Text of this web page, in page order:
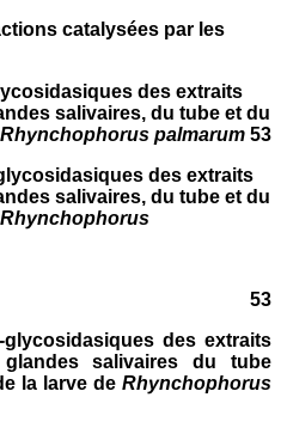
catalysées par les
des extraits
salivaires, du tube et du
Rhynchophorus palmarum 53
des extraits
salivaires, du tube et du
Rhynchophorus
53
des extraits
salivaires du tube
la larve de Rhynchophorus